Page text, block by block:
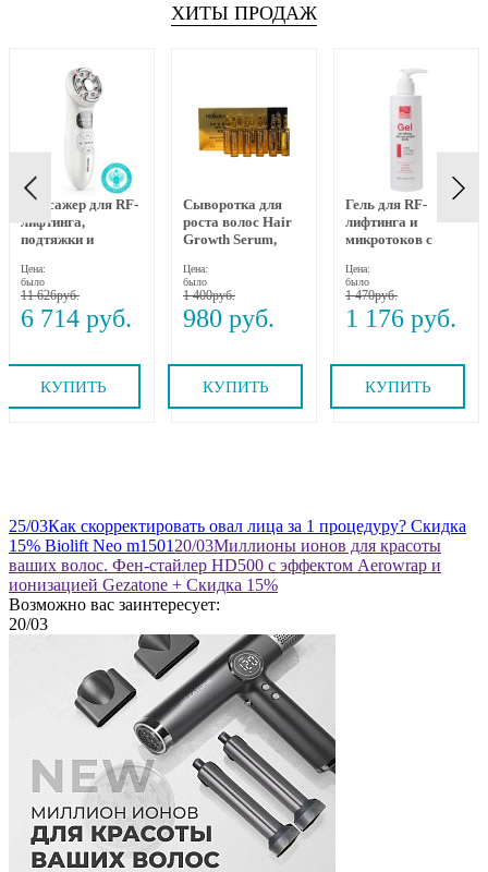
ХИТЫ ПРОДАЖ
Массажер для RF-
лифтинга,
подтяжки и
RF-1607, Gezatone
Цена:
было
11 626
6 714
КУПИТЬ
Сыворотка для
роста волос Hair
Growth Serum,
Цена:
было
1 400
980
КУПИТЬ
Гель для RF-
лифтинга и
микротоков с
пептидами и
бакучиолом 250
мл Beauty Style
Цена:
было
1 470
1 176
КУПИТЬ
25/03Как скорректировать овал лица за 1 процедуру? Скидка
15% Biolift Neo m1501 20/03Миллионы ионов для красоты
ваших волос. Фен-стайлер HD500 с эффектом Aerowrap и
ионизацией Gezatone + Скидка 15%
Возможно вас заинтересует:
20/03